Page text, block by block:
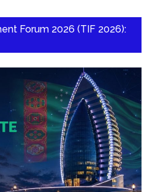
Forum 2026 (TIF 2026):